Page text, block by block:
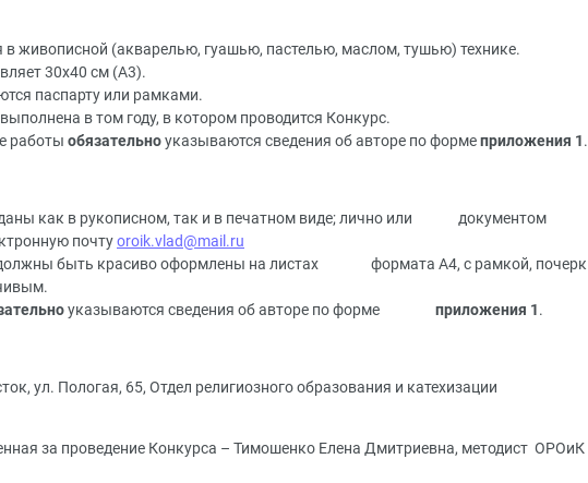
живописной (акварелью, гуашью, пастелью, маслом, тушью) технике.
30x40 см (А3).
паспарту или рамками.
в том году, в котором проводится Конкурс.
работы обязательноуказываются сведения об авторе по формеприложения 1.
как в рукописном, так и в печатном виде; лично или документом
почтуoroik.vlad@mail.ru
быть красиво оформлены на листах формата А4, с рамкой, почерк
указываются сведения об авторе по форме приложения 1.
ул. Пологая, 65, Отдел религиозного образования и катехизации
за проведение Конкурса – Тимошенко Елена Дмитриевна, методист ОРОиК